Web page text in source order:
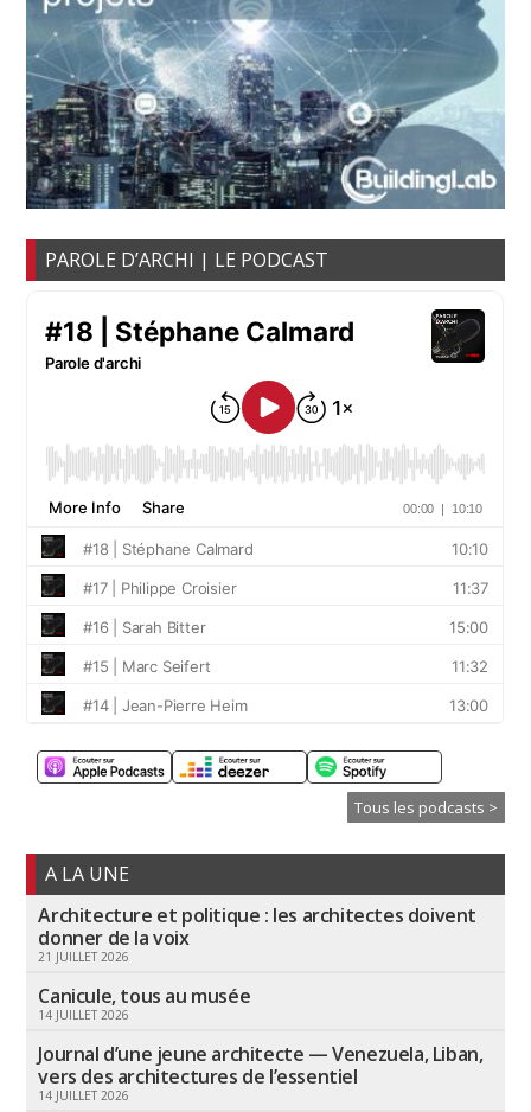
PAROLE D’ARCHI | LE PODCAST
Tous les podcasts >
A LA UNE
Architecture et politique : les architectes doivent
donner de la voix
21 JUILLET 2026
Canicule, tous au musée
14 JUILLET 2026
Journal d’une jeune architecte — Venezuela, Liban,
vers des architectures de l’essentiel
14 JUILLET 2026